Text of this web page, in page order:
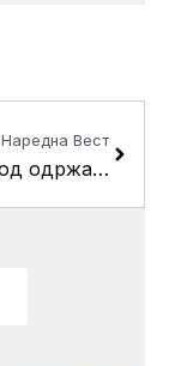
Наредна Вест
Записник од одржан состанок на Комисија за селекција за избор на членови во управен одбор и надзорен одбор за контрола на материјално-финансиско работење на Јавното претпријатие за стопанисување со спортски сали и спортски објекти Кисела Вода КВ Скопје